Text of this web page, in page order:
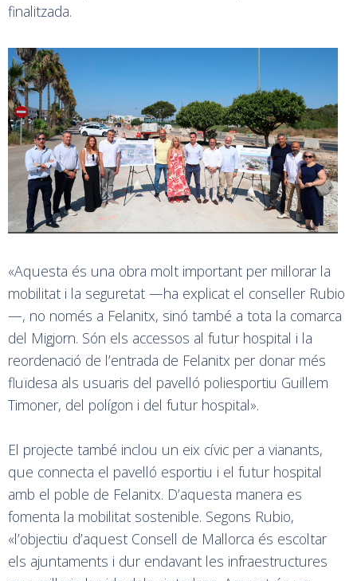
finalitzada.
«Aquesta és una obra molt important per millorar la
mobilitat i la seguretat —ha explicat el conseller Rubio
—, no només a Felanitx, sinó també a tota la comarca
del Migjorn. Són els accessos al futur hospital i la
reordenació de l’entrada de Felanitx per donar més
fluïdesa als usuaris del pavelló poliesportiu Guillem
Timoner, del polígon i del futur hospital».
El projecte també inclou un eix cívic per a vianants,
que connecta el pavelló esportiu i el futur hospital
amb el poble de Felanitx. D’aquesta manera es
fomenta la mobilitat sostenible. Segons Rubio,
«l’objectiu d’aquest Consell de Mallorca és escoltar
els ajuntaments i dur endavant les infraestructures